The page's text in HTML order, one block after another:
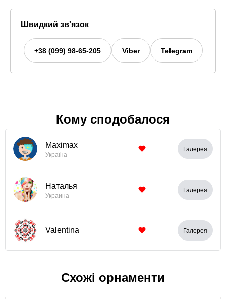
Швидкий зв'язок
+38 (099) 98-65-205 Viber Telegram
Кому сподобалося
Maximax
Україна
Галерея
Наталья
Украина
Галерея
Valentina Галерея
Схожі орнаменти